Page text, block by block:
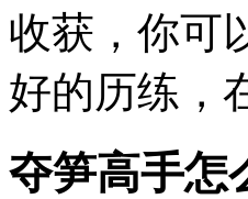
收获，你可
好的历练，
夺笋高手怎